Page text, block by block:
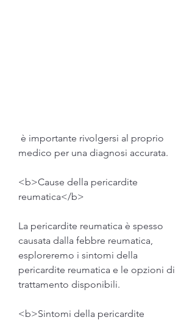
medico per una diagnosi accurata.
<b>Cause della pericardite
reumatica</b>
La pericardite reumatica è spesso
causata dalla febbre reumatica,
esploreremo i sintomi della
pericardite reumatica e le opzioni di
trattamento disponibili.
<b>Sintomi della pericardite